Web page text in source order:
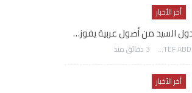
أخر الأخبار
السيد من أصول عربية يفوز…
AWATEF ABDELHAMED 3 دقائق منذ
أخر الأخبار